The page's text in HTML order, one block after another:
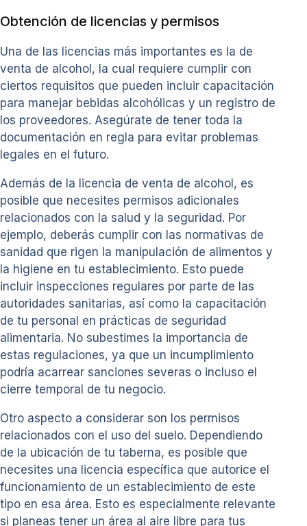
Obtención de licencias y permisos
Una de las licencias más importantes es la de
venta de alcohol, la cual requiere cumplir con
ciertos requisitos que pueden incluir capacitación
para manejar bebidas alcohólicas y un registro de
los proveedores. Asegúrate de tener toda la
documentación en regla para evitar problemas
legales en el futuro.
Además de la licencia de venta de alcohol, es
posible que necesites permisos adicionales
relacionados con la salud y la seguridad. Por
ejemplo, deberás cumplir con las normativas de
sanidad que rigen la manipulación de alimentos y
la higiene en tu establecimiento. Esto puede
incluir inspecciones regulares por parte de las
autoridades sanitarias, así como la capacitación
de tu personal en prácticas de seguridad
alimentaria. No subestimes la importancia de
estas regulaciones, ya que un incumplimiento
podría acarrear sanciones severas o incluso el
cierre temporal de tu negocio.
Otro aspecto a considerar son los permisos
relacionados con el uso del suelo. Dependiendo
de la ubicación de tu taberna, es posible que
necesites una licencia específica que autorice el
funcionamiento de un establecimiento de este
tipo en esa área. Esto es especialmente relevante
si planeas tener un área al aire libre para tus